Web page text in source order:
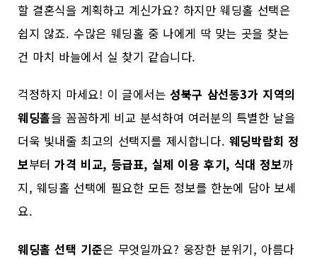
할 결혼식을 계획하고 계신가요? 하지만 웨딩홀 선택은
쉽지 않죠. 수많은 웨딩홀 중 나에게 딱 맞는 곳을 찾는
건 마치 바늘에서 실 찾기 같습니다.
걱정하지 마세요! 이 글에서는성북구 삼선동3가 지역의
웨딩홀을 꼼꼼하게 비교 분석하여 여러분의 특별한 날을
더욱 빛내줄 최고의 선택지를 제시합니다. 웨딩박람회 정
보부터가격 비교, 등급표, 실제 이용 후기, 식대 정보까
지, 웨딩홀 선택에 필요한 모든 정보를 한눈에 담아 보세
요.
웨딩홀 선택 기준은 무엇일까요? 웅장한 분위기, 아름다